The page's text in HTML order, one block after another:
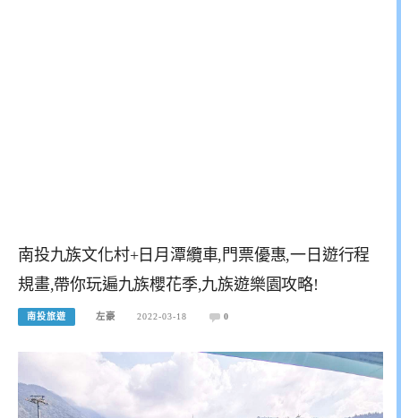
南投九族文化村+日月潭纜車,門票優惠,一日遊行程
規畫,帶你玩遍九族櫻花季,九族遊樂園攻略!
南投旅遊 左豪 2022-03-18 0